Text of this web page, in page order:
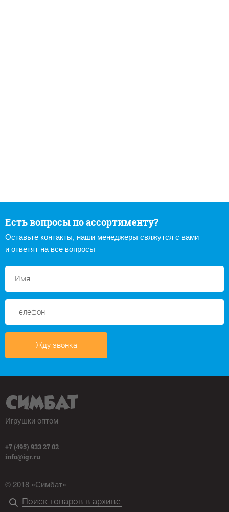
Есть вопросы по ассортименту?
Оставьте контакты, наши менеджеры свяжутся с вами
и ответят на все вопросы
Жду звонка
Игрушки оптом
+7 (495) 933 27 02
info@igr.ru
© 2018 «Симбат»